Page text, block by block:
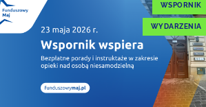
WSPORNIK
WYDARZENIA